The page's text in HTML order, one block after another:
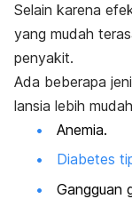
Selain karena
yang mudah
penyakit.
Ada beberapa
lansia lebih
Anemia.
Diabetes
Gangguan